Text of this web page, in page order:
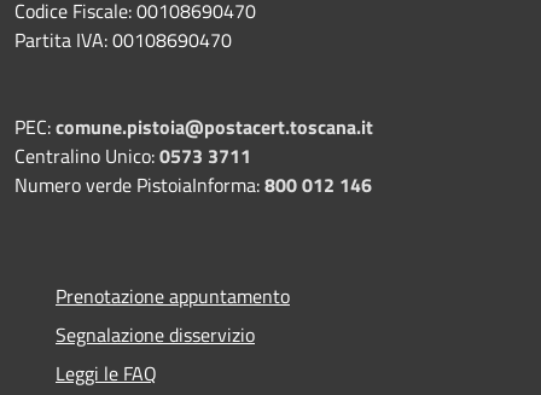
Codice Fiscale: 00108690470
Partita IVA: 00108690470
PEC:comune.pistoia@postacert.toscana.it
Centralino Unico:0573 3711
Numero verde PistoiaInforma:800 012 146
Prenotazione appuntamento
Segnalazione disservizio
Leggi le FAQ